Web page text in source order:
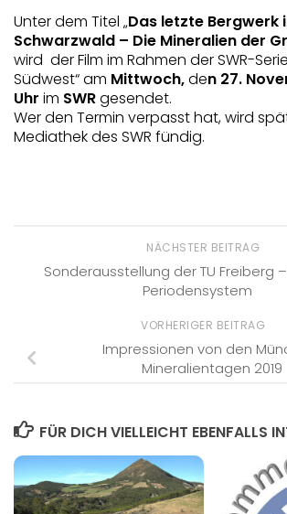
Unter dem Titel „Das letzte Bergwerk
Schwarzwald – Die Mineralien der
wird der Film im Rahmen der SWR-
Südwest“ am Mittwoch,den 27.
Uhr im SWRgesendet.
Wer den Termin verpasst hat, wird
Mediathek des SWR fündig.
NÄCHSTER BEITRAG
Sonderausstellung der TU Freiberg
Periodensystem
VORHERIGER BEITRAG
Impressionen von den
Mineralientagen 2019
FÜR DICH VIELLEICHT EBENFALLS